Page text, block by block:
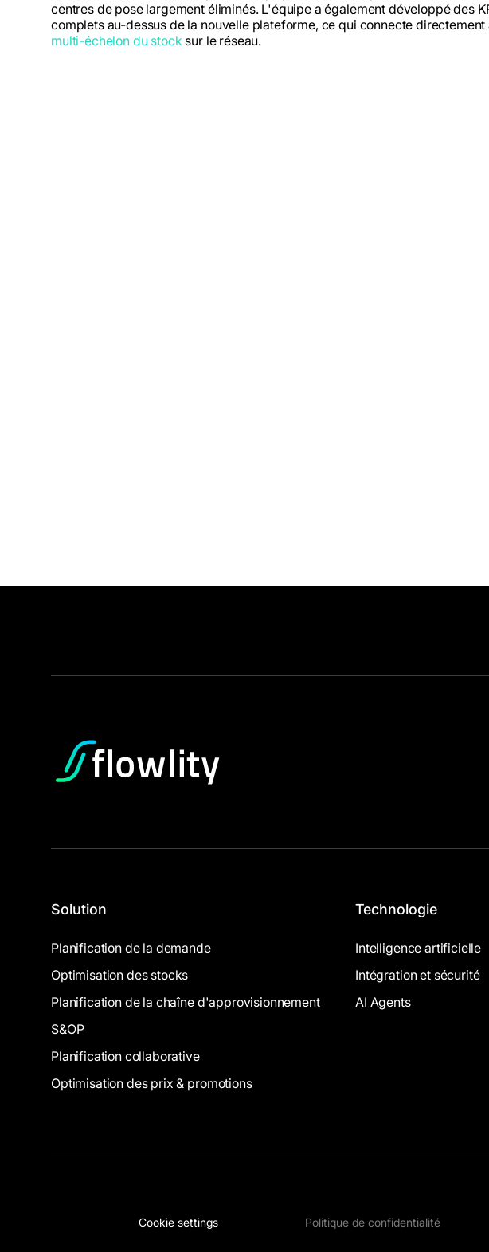
centres de pose largement éliminés. L'équipe a également développé des
complets au-dessus de la nouvelle plateforme, ce qui connecte directement
multi-échelon du stock sur le réseau.
Solution
Planification de la demande
Optimisation des stocks
Planification de la chaîne d'approvisionnement
S&OP
Planification collaborative
Optimisation des prix & promotions
Technologie
Intelligence artificielle
Intégration et sécurité
AI Agents
Cookie settings Politique de confidentialité